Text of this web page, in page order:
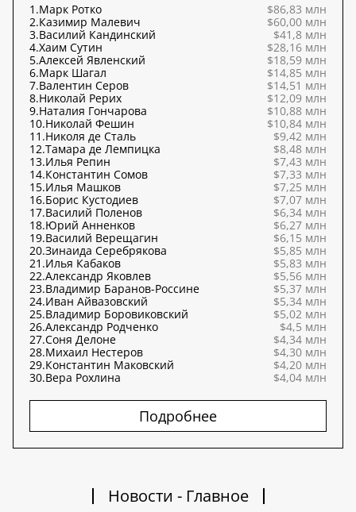
1.Марк Ротко
$86,83 млн
2.Казимир Малевич
$60,00 млн
3.Василий Кандинский
$41,8 млн
4.Хаим Сутин
$28,16 млн
5.Алексей Явленский
$18,59 млн
6.Марк Шагал
$14,85 млн
7.Валентин Серов
$14,51 млн
8.Николай Рерих
$12,09 млн
9.Наталия Гончарова
$10,88 млн
10.Николай Фешин
$10,84 млн
11.Николя де Сталь
$9,42 млн
12.Тамара де Лемпицка
$8,48 млн
13.Илья Репин
$7,43 млн
14.Константин Сомов
$7,33 млн
15.Илья Машков
$7,25 млн
16.Борис Кустодиев
$7,07 млн
17.Василий Поленов
$6,34 млн
18.Юрий Анненков
$6,27 млн
19.Василий Верещагин
$6,15 млн
20.Зинаида Серебрякова
$5,85 млн
21.Илья Кабаков
$5,83 млн
22.Александр Яковлев
$5,56 млн
23.Владимир Баранов-Россине
$5,37 млн
24.Иван Айвазовский
$5,34 млн
25.Владимир Боровиковский
$5,02 млн
26.Александр Родченко
$4,5 млн
27.Соня Делоне
$4,34 млн
28.Михаил Нестеров
$4,30 млн
29.Константин Маковский
$4,20 млн
30.Вера Рохлина $4,04 млн
Подробнее
Новости - Главное